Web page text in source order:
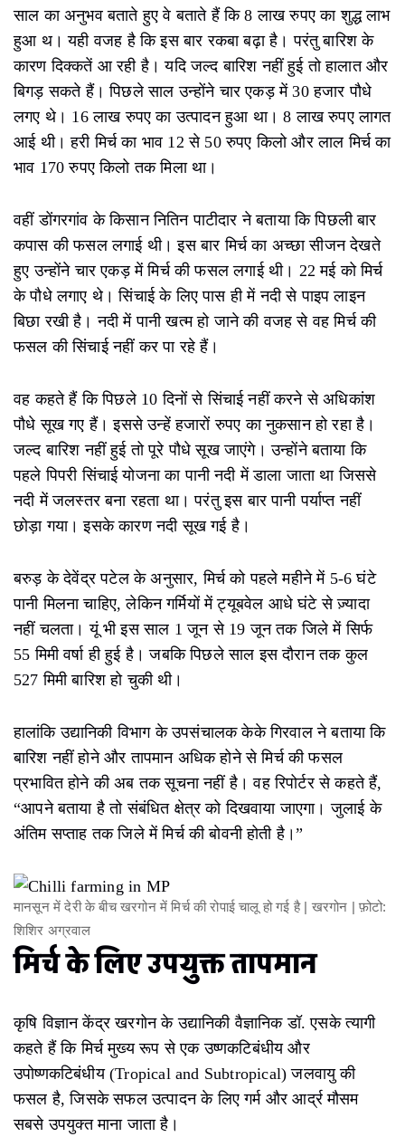
साल का अनुभव बताते हुए वे बताते हैं कि 8 लाख रुपए का शुद्ध लाभ
हुआ थ। यही वजह है कि इस बार रकबा बढ़ा है। परंतु बारिश के
कारण दिक्कतें आ रही है। यदि जल्द बारिश नहीं हुई तो हालात और
बिगड़ सकते हैं। पिछले साल उन्होंने चार एकड़ में 30 हजार पौधे
लगए थे। 16 लाख रुपए का उत्पादन हुआ था। 8 लाख रुपए लागत
आई थी। हरी मिर्च का भाव 12 से 50 रुपए किलो और लाल मिर्च का
भाव 170 रुपए किलो तक मिला था।
वहीं डोंगरगांव के किसान नितिन पाटीदार ने बताया कि पिछली बार
कपास की फसल लगाई थी। इस बार मिर्च का अच्छा सीजन देखते
हुए उन्होंने चार एकड़ में मिर्च की फसल लगाई थी। 22 मई को मिर्च
के पौधे लगाए थे। सिंचाई के लिए पास ही में नदी से पाइप लाइन
बिछा रखी है। नदी में पानी खत्म हो जाने की वजह से वह मिर्च की
फसल की सिंचाई नहीं कर पा रहे हैं।
वह कहते हैं कि पिछले 10 दिनों से सिंचाई नहीं करने से अधिकांश
पौधे सूख गए हैं। इससे उन्हें हजारों रुपए का नुकसान हो रहा है।
जल्द बारिश नहीं हुई तो पूरे पौधे सूख जाएंगे। उन्होंने बताया कि
पहले पिपरी सिंचाई योजना का पानी नदी में डाला जाता था जिससे
नदी में जलस्तर बना रहता था। परंतु इस बार पानी पर्याप्त नहीं
छोड़ा गया। इसके कारण नदी सूख गई है।
बरुड़ के देवेंद्र पटेल के अनुसार, मिर्च को पहले महीने में 5-6 घंटे
पानी मिलना चाहिए, लेकिन गर्मियों में ट्यूबवेल आधे घंटे से ज़्यादा
नहीं चलता। यूं भी इस साल 1 जून से 19 जून तक जिले में सिर्फ
55 मिमी वर्षा ही हुई है। जबकि पिछले साल इस दौरान तक कुल
527 मिमी बारिश हो चुकी थी।
हालांकि उद्यानिकी विभाग के उपसंचालक केके गिरवाल ने बताया कि
बारिश नहीं होने और तापमान अधिक होने से मिर्च की फसल
प्रभावित होने की अब तक सूचना नहीं है। वह रिपोर्टर से कहते हैं,
“आपने बताया है तो संबंधित क्षेत्र को दिखवाया जाएगा। जुलाई के
अंतिम सप्ताह तक जिले में मिर्च की बाेवनी होती है।”
मानसून में देरी के बीच खरगोन में मिर्च की रोपाई चालू हो गई है | खरगोन | फ़ोटो:
शिशिर अग्रवाल
मिर्च के लिए उपयुक्त तापमान
कृषि विज्ञान केंद्र खरगोन के उद्यानिकी वैज्ञानिक डॉ. एसके त्यागी
कहते हैं कि मिर्च मुख्य रूप से एक उष्णकटिबंधीय और
उपोष्णकटिबंधीय (Tropical and Subtropical) जलवायु की
फसल है, जिसके सफल उत्पादन के लिए गर्म और आर्द्र मौसम
सबसे उपयुक्त माना जाता है।